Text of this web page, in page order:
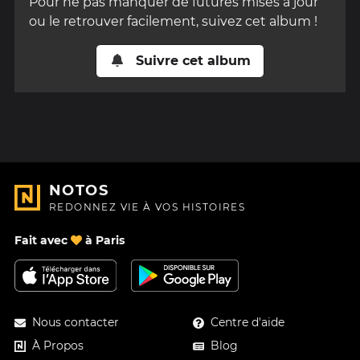
ou le retrouver facilement, suivez cet album !
Suivre cet album
NOTOS
REDONNEZ VIE À VOS HISTOIRES
Fait avec à Paris
Nous contacter
À Propos
Centre d'aide
Blog